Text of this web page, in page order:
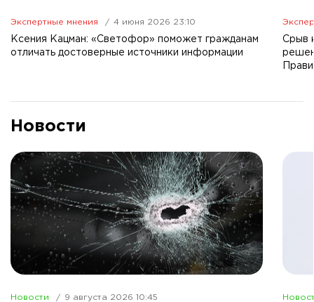
Экспертные мнения 4 июня 2026 23:10
Ксения Кацман: «Светофор» поможет гражданам
отличать достоверные источники информации
Срыв
Новости
Новости 9 августа 2026 10:45